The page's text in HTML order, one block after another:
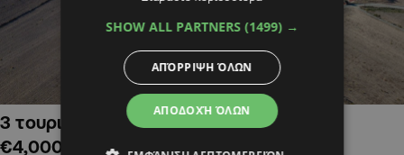
3 τουριστικά χωράφια στην Αλαμινό,
€4,000,000
SHOW ALL PARTNERS (1499) →
ΑΠΟΔΟΧΉ ΌΛΩΝ
ΑΠΌΡΡΙΨΗ ΌΛΩΝ